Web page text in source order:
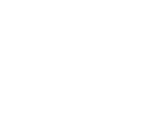
지만, 단 한 건의 사고라도 예..